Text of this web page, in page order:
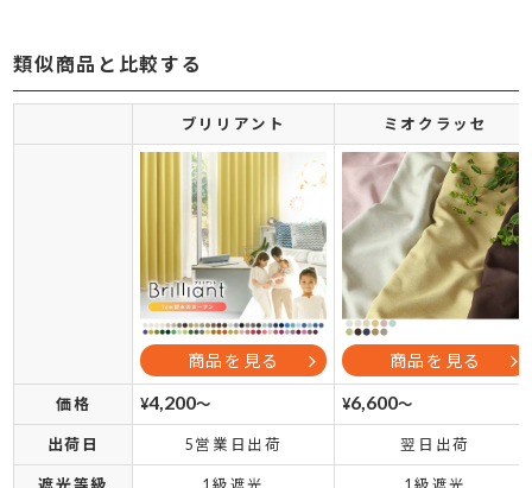
類似商品と比較する
ブリリアント ミオクラッセ
商品を見る 商品を見る
価格 ¥4,200～ ¥6,600～
出荷日 5営業日出荷 翌日出荷